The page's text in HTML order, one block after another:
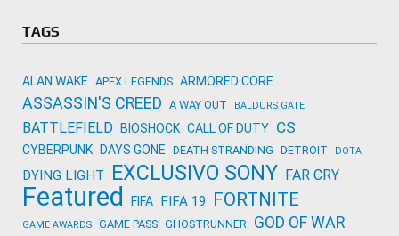
TAGS
ALAN WAKE APEX LEGENDS ARMORED CORE
ASSASSIN'S CREED A WAY OUT BALDURS GATE
BATTLEFIELD BIOSHOCK CALL OF DUTY CS
CYBERPUNK DAYS GONE DEATH STRANDING DETROIT DOTA
DYING LIGHT EXCLUSIVO SONY FAR CRY
Featured FIFA FIFA 19 FORTNITE
GAME AWARDS GAME PASS GHOSTRUNNER GOD OF WAR